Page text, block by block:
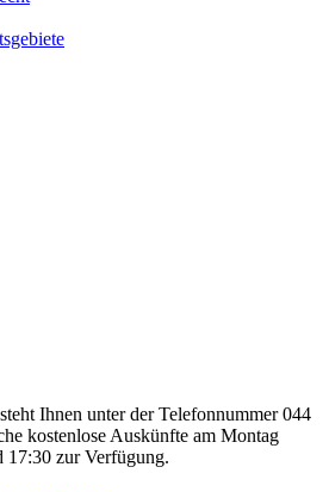
Ihnen unter der Telefonnummer 044
kostenlose Auskünfte am Montag
17:30 zur Verfügung.